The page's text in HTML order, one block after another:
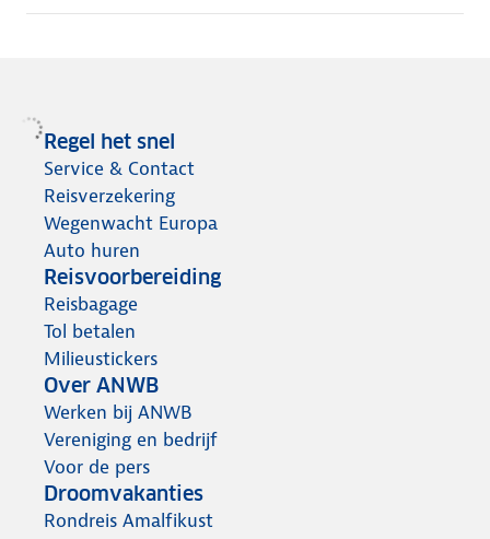
Regel het snel
Service & Contact
Reisverzekering
Wegenwacht Europa
Auto huren
Reisvoorbereiding
Reisbagage
Tol betalen
Milieustickers
Over ANWB
Werken bij ANWB
Vereniging en bedrijf
Voor de pers
Droomvakanties
Rondreis Amalfikust